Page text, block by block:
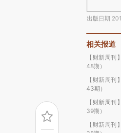
出版日期
相关报道
【财新周
48期）
【财新周
43期）
【财新周
39期）
【财新周